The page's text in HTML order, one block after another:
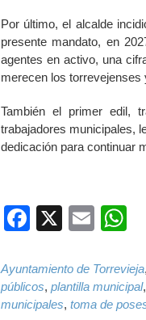
Por último, el alcalde
presente mandato, en
agentes en activo, una
merecen los
También el primer edil,
trabajadores municipales,
dedicación para continuar
Facebook
X Email
Ayuntamiento de Torrevieja,
públicos, plantilla municipal,
municipales, toma de